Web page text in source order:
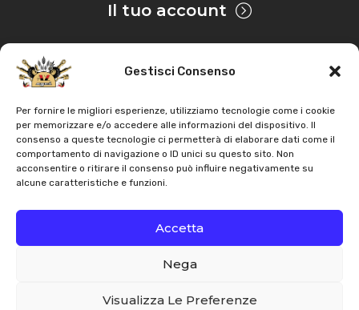
Gestisci Consenso
Per fornire le migliori esperienze, utilizziamo tecnologie come i cookie
per memorizzare e/o accedere alle informazioni del dispositivo. Il
consenso a queste tecnologie ci permetterà di elaborare dati come il
comportamento di navigazione o ID unici su questo sito. Non
acconsentire o ritirare il consenso può influire negativamente su
alcune caratteristiche e funzioni.
Accetta
Nega
Visualizza Le Preferenze
Il tuo account
Privacy & Cookie
CopyrightAZ Agri. Tutti i diritti servati |Assistenza |
Contatti